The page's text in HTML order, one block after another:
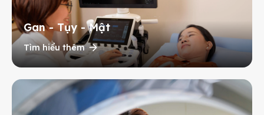
Gan - Tụy - Mật
Tìm hiểu thêm